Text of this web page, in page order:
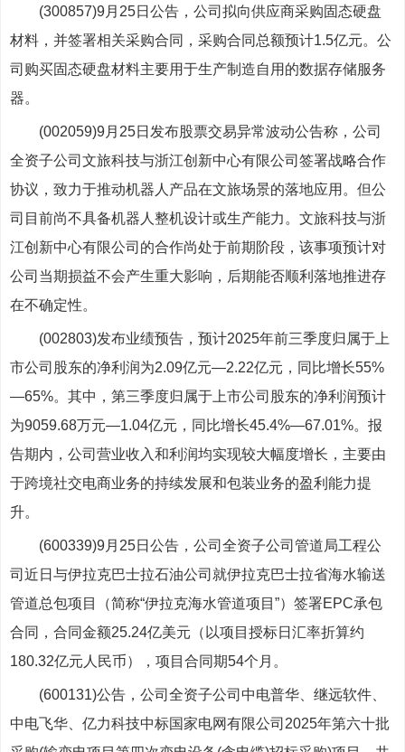
(300857)9月25日公告，公司拟向供应商采购固态硬盘
材料，并签署相关采购合同，采购合同总额预计1.5亿元。公
司购买固态硬盘材料主要用于生产制造自用的数据存储服务
器。
(002059)9月25日发布股票交易异常波动公告称，公司
全资子公司文旅科技与浙江创新中心有限公司签署战略合作
协议，致力于推动机器人产品在文旅场景的落地应用。但公
司目前尚不具备机器人整机设计或生产能力。文旅科技与浙
江创新中心有限公司的合作尚处于前期阶段，该事项预计对
公司当期损益不会产生重大影响，后期能否顺利落地推进存
在不确定性。
(002803)发布业绩预告，预计2025年前三季度归属于上
市公司股东的净利润为2.09亿元—2.22亿元，同比增长55%
—65%。其中，第三季度归属于上市公司股东的净利润预计
为9059.68万元—1.04亿元，同比增长45.4%—67.01%。报
告期内，公司营业收入和利润均实现较大幅度增长，主要由
于跨境社交电商业务的持续发展和包装业务的盈利能力提
升。
(600339)9月25日公告，公司全资子公司管道局工程公
司近日与伊拉克巴士拉石油公司就伊拉克巴士拉省海水输送
管道总包项目（简称“伊拉克海水管道项目”）签署EPC承包
合同，合同金额25.24亿美元（以项目授标日汇率折算约
180.32亿元人民币），项目合同期54个月。
(600131)公告，公司全资子公司中电普华、继远软件、
中电飞华、亿力科技中标国家电网有限公司2025年第六十批